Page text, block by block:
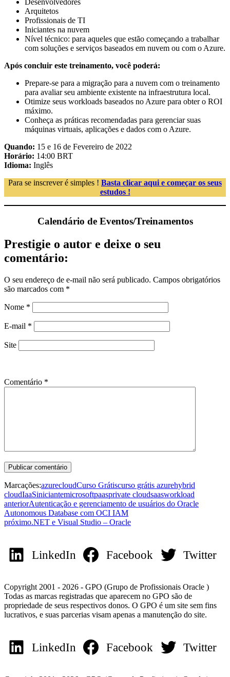
Desenvolvedores
Arquitetos
Profissionais de TI
Iniciantes na nuvem
Nível técnico: para aqueles que estão começando a trabalhar
com soluções e serviços baseados em nuvem ou com o Azure.
Após concluir este treinamento, você poderá:
Prepare-se para a migração para a nuvem com o treinamento
para avaliar seu ambiente existente na infraestrutura local.
Otimize seus workloads baseados no Azure para obter o ROI
máximo.
Conheça as práticas recomendadas para gerenciar suas
máquinas virtuais, aplicações e dados com o Azure.
Quando: 15 e 16 de Fevereiro de 2022
Horário: 14:00 BRT
Idioma: Inglês
Para se inscrever é simples ! Basta clicar aqui e começar os seus
estudos !
Calendário de Eventos/Treinamentos
Prestigie o autor e deixe o seu
comentário:
O seu endereço de e-mail não será publicado. Campos obrigatórios
são marcados com *
Nome *
E-mail *
Site
Comentário *
Marcações:azurecloudCurso Grátiscurso grátis azurehybrid
cloudIaaSiniciantemicrosoftpaasprivate cloudsaasworkload
anteriorAutenticação e gerenciamento de usuários do Oracle
Autonomous Database com OCI IAM
próximo.NET e Visual Studio – Oracle
LinkedIn Facebook Twitter
Copyright 2001 - 2026 - GPO (Grupo de Profissionais Oracle )
Todas as marcas registradas que aparecem no GPO são de
propriedade de seus respectivos donos. O GPO é um site sem fins
lucrativos, e suas parcerias visam apenas a manutenção do site.
LinkedIn Facebook Twitter